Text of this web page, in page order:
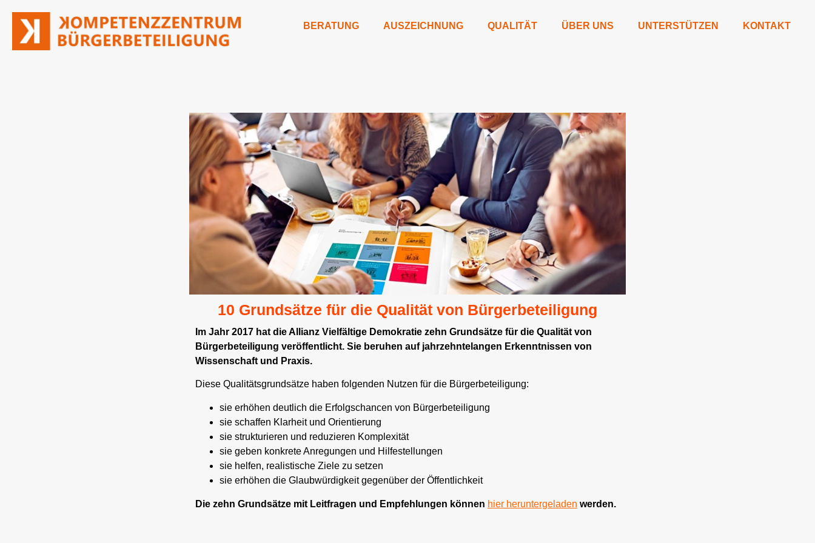
BERATUNG AUSZEICHNUNG QUALITÄT ÜBER UNS UNTERSTÜTZEN KONTAKT
10 Grundsätze für die Qualität von Bürgerbeteiligung
Im Jahr 2017 hat die Allianz Vielfältige Demokratie zehn Grundsätze für die Qualität von
Bürgerbeteiligung veröffentlicht. Sie beruhen auf jahrzehntelangen Erkenntnissen von
Wissenschaft und Praxis.
Diese Qualitätsgrundsätze haben folgenden Nutzen für die Bürgerbeteiligung:
sie erhöhen deutlich die Erfolgschancen von Bürgerbeteiligung
sie schaffen Klarheit und Orientierung
sie strukturieren und reduzieren Komplexität
sie geben konkrete Anregungen und Hilfestellungen
sie helfen, realistische Ziele zu setzen
sie erhöhen die Glaubwürdigkeit gegenüber der Öffentlichkeit
Die zehn Grundsätze mit Leitfragen und Empfehlungen können hier heruntergeladen werden.